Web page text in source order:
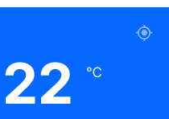
22 ℃